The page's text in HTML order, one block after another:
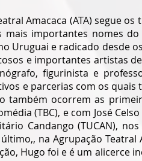
Amacaca (ATA) segue
mais importantes nomes
Uruguai e radicado desde
e importantes artistas
figurinista e
e parcerias com os
também ocorrem as
(TBC), e com José
Candango (TUCAN),
na Agrupação Teatral
Hugo foi e é um alicerce